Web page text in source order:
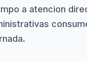
a atencion